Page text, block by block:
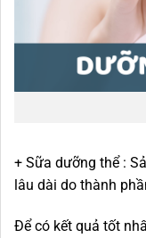
+ Sữa dưỡng thể :
lâu dài do thành
Để có kết quả tốt